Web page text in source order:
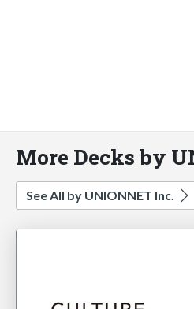
More Decks by
See All by UNIONNET Inc.